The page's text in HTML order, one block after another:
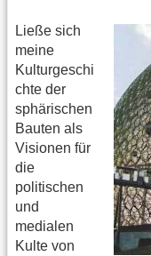
Ließe sich
meine
Kulturgeschi
chte der
sphärischen
Bauten als
Visionen für
die
politischen
und
medialen
Kulte von